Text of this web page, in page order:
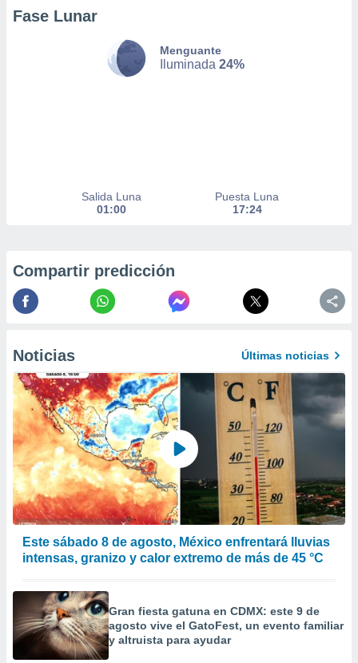
datos
datos
utilizar
crear un
uso de
contenido
medir el
de la
el
de
de
de
de
uso de
Fase Lunar
Menguante
Iluminada 24%
Salida Luna
01:00
Puesta Luna
17:24
Compartir predicción
Noticias Últimas noticias
Este sábado 8 de agosto, México enfrentará lluvias
intensas, granizo y calor extremo de más de 45 °C
Gran fiesta gatuna en CDMX: este 9 de
agosto vive el GatoFest, un evento familiar
y altruista para ayudar